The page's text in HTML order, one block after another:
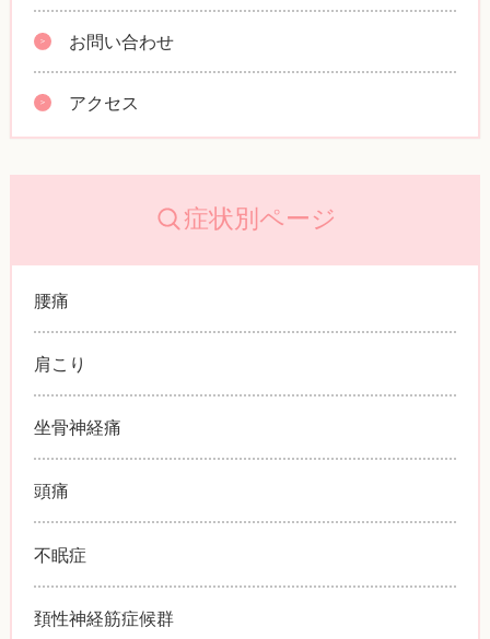
お問い合わせ
アクセス
症状別ページ
腰痛
肩こり
坐骨神経痛
頭痛
不眠症
頚性神経筋症候群